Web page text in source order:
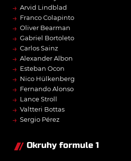
→ Arvid Lindblad
→ Franco Colapinto
→ Oliver Bearman
→ Gabriel Bortoleto
→ Carlos Sainz
→ Alexander Albon
→ Esteban Ocon
→ Nico Hülkenberg
→ Fernando Alonso
→ Lance Stroll
→ Valtteri Bottas
→ Sergio Pérez
Okruhy formule 1